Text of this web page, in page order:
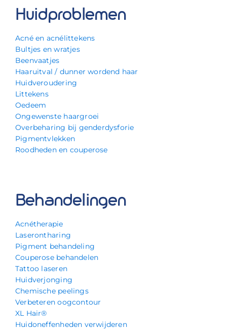
Huidproblemen
Acné en acnélittekens
Bultjes en wratjes
Beenvaatjes
Haaruitval / dunner wordend haar
Huidveroudering
Littekens
Oedeem
Ongewenste haargroei
Overbeharing bij genderdysforie
Pigmentvlekken
Roodheden en couperose
Behandelingen
Acnétherapie
Laserontharing
Pigment behandeling
Couperose behandelen
Tattoo laseren
Huidverjonging
Chemische peelings
Verbeteren oogcontour
XL Hair®
Huidoneffenheden verwijderen